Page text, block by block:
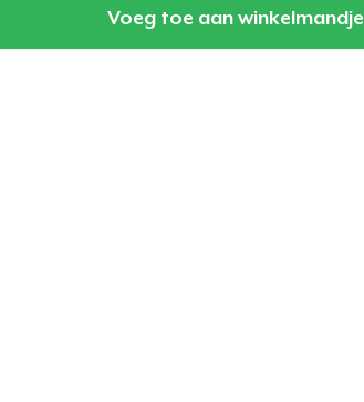
Voeg toe aan winkelmandje